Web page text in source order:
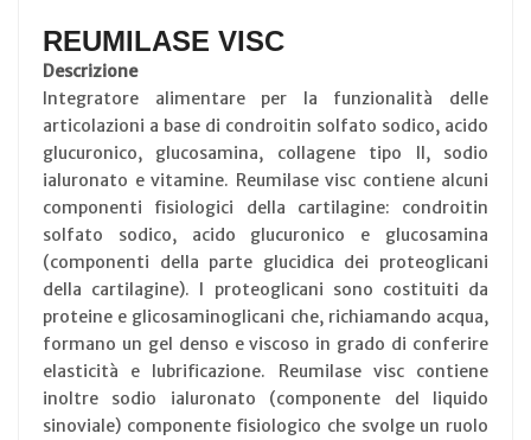
REUMILASE VISC
Descrizione
Integratore alimentare per la funzionalità delle
articolazioni a base di condroitin solfato sodico, acido
glucuronico, glucosamina, collagene tipo II, sodio
ialuronato e vitamine. Reumilase visc contiene alcuni
componenti fisiologici della cartilagine: condroitin
solfato sodico, acido glucuronico e glucosamina
(componenti della parte glucidica dei proteoglicani
della cartilagine). I proteoglicani sono costituiti da
proteine e glicosaminoglicani che, richiamando acqua,
formano un gel denso e viscoso in grado di conferire
elasticità e lubrificazione. Reumilase visc contiene
inoltre sodio ialuronato (componente del liquido
sinoviale) componente fisiologico che svolge un ruolo